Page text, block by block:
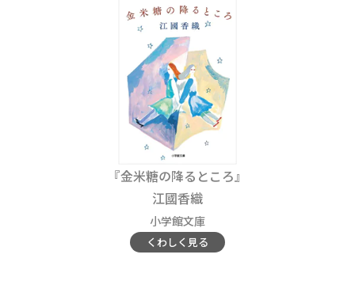
『金米糖の降るところ』
江國香織
小学館文庫
くわしく見る